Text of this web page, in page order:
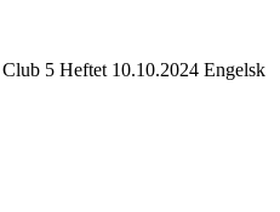
5 Heftet 10.10.2024 Engelsk